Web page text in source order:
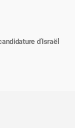
d’Israël